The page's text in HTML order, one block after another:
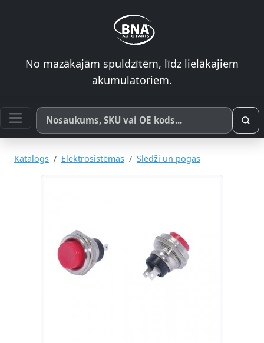
No mazākajām spuldzītēm, līdz lielākajiem
akumulatoriem.
Meklēt pēc produkta nosaukuma, SKU vai OE koda
Katalogs Elektrosistēmas Slēdži un pogas